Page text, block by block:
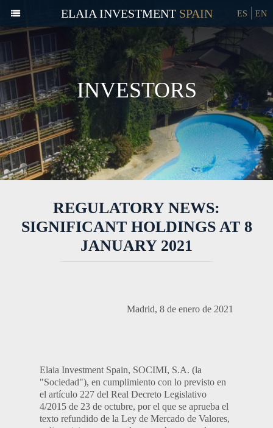
ELAIA INVESTMENT ES EN
INVESTORS
REGULATORY NEWS:
SIGNIFICANT HOLDINGS AT 8
JANUARY 2021
Madrid, 8 de enero de 2021
Elaia Investment Spain, SOCIMI, S.A. (la
"Sociedad"), en cumplimiento con lo previsto en
el artículo 227 del Real Decreto Legislativo
4/2015 de 23 de octubre, por el que se aprueba el
texto refundido de la Ley de Mercado de Valores,